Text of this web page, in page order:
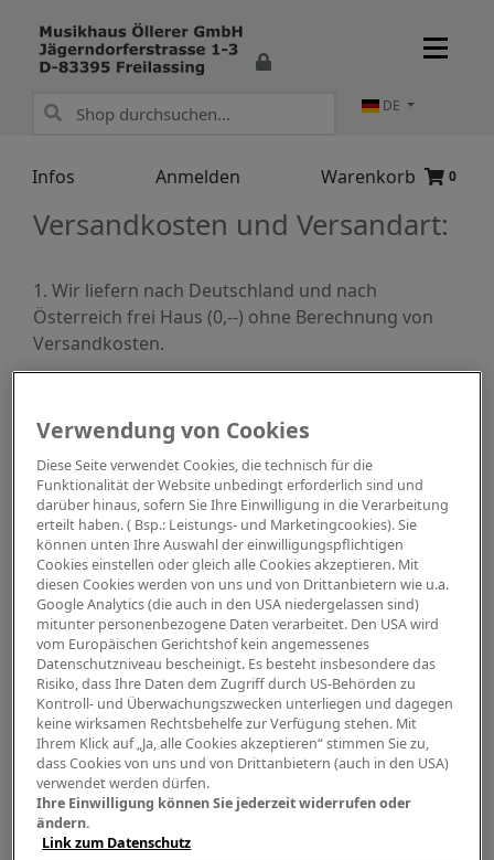
Infos Anmelden Warenkorb 0
DE
Versandkosten und Versandart:
1. Wir liefern nach Deutschland und nach
Österreich frei Haus (0,--) ohne Berechnung von
Versandkosten.
rechts oben wählbar sind, mit Versandkosten von
3. In andere EU Länder versenden wir auf Anfrage,
die Abholung der Ware bei uns ist aber möglich.
Lieferzeiten:
Deutschland:
Wir versenden zweimal pro Werktag mit
DHL mit Trackingnummer innerhalb Deutschlands.
Die Lieferdauer beträgt in der Regel 1-2 Werktage
ab Versanddatum (ohne Gewähr).
Österreich:
Wir versenden einmal pro Werktag
Verwendung von Cookies
Diese Seite verwendet Cookies, die technisch für die
Funktionalität der Website unbedingt erforderlich sind und
darüber hinaus, sofern Sie Ihre Einwilligung in die Verarbeitung
erteilt haben. ( Bsp.: Leistungs- und Marketingcookies). Sie
können unten Ihre Auswahl der einwilligungspflichtigen
Cookies einstellen oder gleich alle Cookies akzeptieren. Mit
diesen Cookies werden von uns und von Drittanbietern wie u.a.
Google Analytics (die auch in den USA niedergelassen sind)
mitunter personenbezogene Daten verarbeitet. Den USA wird
vom Europäischen Gerichtshof kein angemessenes
Datenschutzniveau bescheinigt. Es besteht insbesondere das
Risiko, dass Ihre Daten dem Zugriff durch US-Behörden zu
Kontroll- und Überwachungszwecken unterliegen und dagegen
keine wirksamen Rechtsbehelfe zur Verfügung stehen. Mit
Ihrem Klick auf „Ja, alle Cookies akzeptieren“ stimmen Sie zu,
dass Cookies von uns und von Drittanbietern (auch in den USA)
verwendet werden dürfen.
Ihre Einwilligung können Sie jederzeit widerrufen oder
ändern.
Link zum Datenschutz